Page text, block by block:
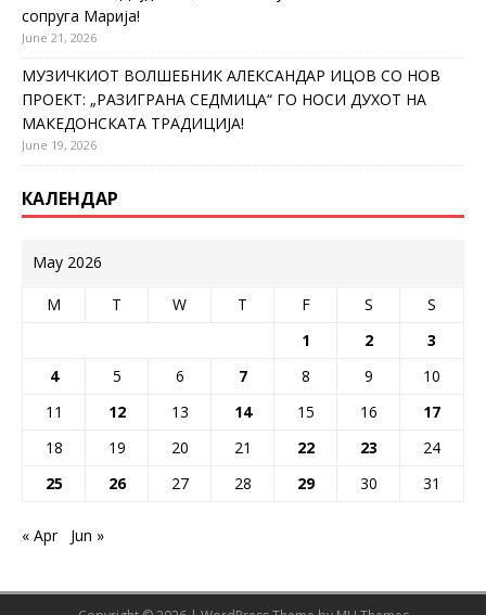
сопруга Марија!
June 21, 2026
МУЗИЧКИОТ ВОЛШЕБНИК АЛЕКСАНДАР ИЦОВ СО НОВ
ПРОЕКТ: „РАЗИГРАНА СЕДМИЦА“ ГО НОСИ ДУХОТ НА
МАКЕДОНСКАТА ТРАДИЦИЈА!
June 19, 2026
КАЛЕНДАР
May 2026
M T W T F S
S
1
2
3
4
5 6 7 8 9
10
11
12 13 14 15 16
17
18
19 20 21 22 23
24
25
26 27 28 29 30 31
« Apr Jun »